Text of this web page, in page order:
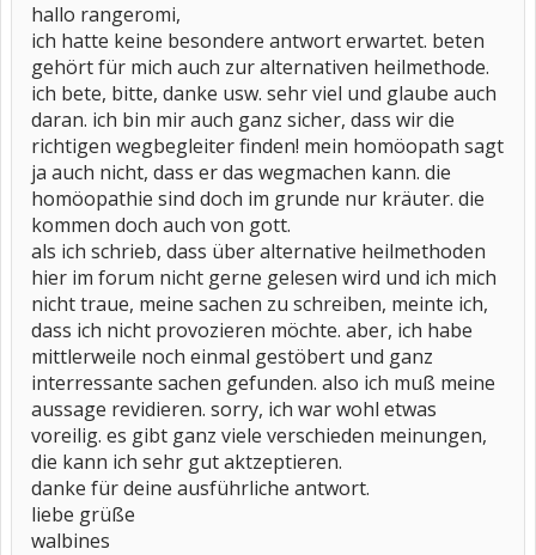
hallo rangeromi,
ich hatte keine besondere antwort erwartet. beten
gehört für mich auch zur alternativen heilmethode.
ich bete, bitte, danke usw. sehr viel und glaube auch
daran. ich bin mir auch ganz sicher, dass wir die
richtigen wegbegleiter finden! mein homöopath sagt
ja auch nicht, dass er das wegmachen kann. die
homöopathie sind doch im grunde nur kräuter. die
kommen doch auch von gott.
als ich schrieb, dass über alternative heilmethoden
hier im forum nicht gerne gelesen wird und ich mich
nicht traue, meine sachen zu schreiben, meinte ich,
dass ich nicht provozieren möchte. aber, ich habe
mittlerweile noch einmal gestöbert und ganz
interressante sachen gefunden. also ich muß meine
aussage revidieren. sorry, ich war wohl etwas
voreilig. es gibt ganz viele verschieden meinungen,
die kann ich sehr gut aktzeptieren.
danke für deine ausführliche antwort.
liebe grüße
walbines